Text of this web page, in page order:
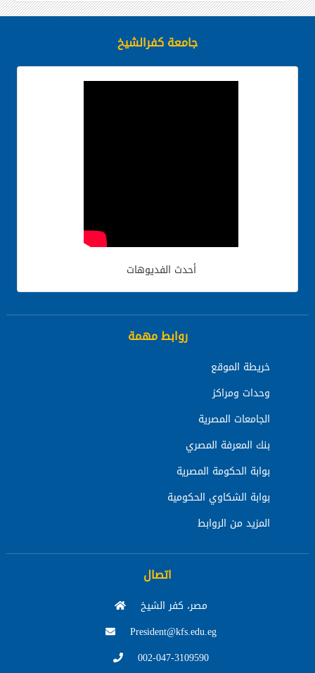
جامعة كفرالشيخ
أحدث الفديوهات
روابط مهمة
خريطة الموقع
وحدات ومراكز
الجامعات المصرية
بنك المعرفة المصري
بوابة الحكومة المصرية
بوابة الشكاوي الحكومية
المزيد من الروابط
اتصال
مصر، كفر الشيخ
President@kfs.edu.eg
002-047-3109590